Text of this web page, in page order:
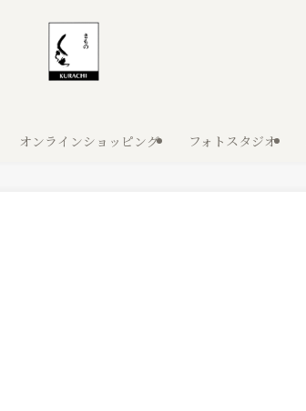
オンラインショッピング フォトスタジオ